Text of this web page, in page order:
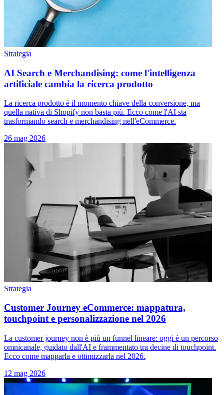
Strategia
AI Search e Merchandising: come l'intelligenza
artificiale cambia la ricerca prodotto
La ricerca prodotto è il momento chiave della conversione, ma
quella nativa di Shopify non basta più. Ecco come l'AI sta
trasformando search e merchandising nell'eCommerce.
26 mag 2026
Strategia
Customer Journey eCommerce: mappatura,
touchpoint e personalizzazione nel 2026
La customer journey non è più un funnel lineare: oggi è un percorso
omnicanale, guidato dall'AI e frammentato tra decine di touchpoint.
Ecco come mapparla e ottimizzarla nel 2026.
12 mag 2026